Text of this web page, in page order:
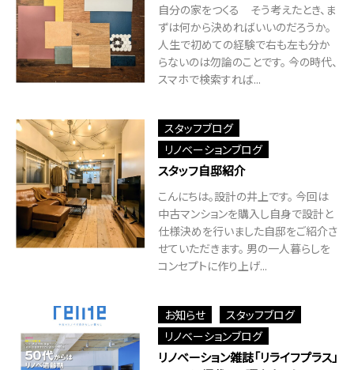
自分の家をつくる そう考えたとき、ま
ずは何から決めればいいのだろうか。
人生で初めての経験で右も左も分か
らないのは勿論のことです。 今の時代、
スマホで検索すれば...
スタッフブログ
リノベーションブログ
スタッフ自邸紹介
こんにちは。設計の井上です。 今回は
中古マンションを購入し自身で設計と
仕様決めを行いました自邸をご紹介さ
せていただきます。 男の一人暮らしを
コンセプトに作り上げ...
お知らせ
スタッフブログ
リノベーションブログ
リノベーション雑誌「リライフプラス」